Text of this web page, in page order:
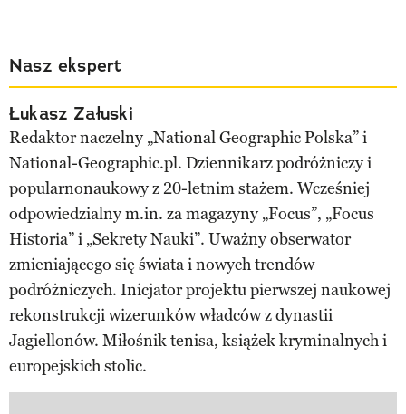
Nasz ekspert
Łukasz Załuski
Redaktor naczelny „National Geographic Polska” i
National-Geographic.pl. Dziennikarz podróżniczy i
popularnonaukowy z 20-letnim stażem. Wcześniej
odpowiedzialny m.in. za magazyny „Focus”, „Focus
Historia” i „Sekrety Nauki”. Uważny obserwator
zmieniającego się świata i nowych trendów
podróżniczych. Inicjator projektu pierwszej naukowej
rekonstrukcji wizerunków władców z dynastii
Jagiellonów. Miłośnik tenisa, książek kryminalnych i
europejskich stolic.